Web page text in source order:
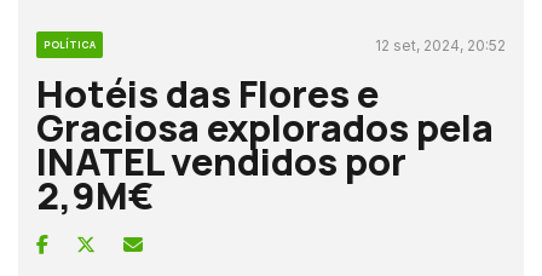
POLÍTICA 12 set, 2024, 20:52
Hotéis das Flores e
Graciosa explorados pela
INATEL vendidos por
2,9M€